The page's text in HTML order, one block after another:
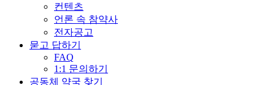
컨텐츠
언론 속 참약사
전자공고
묻고 답하기
FAQ
1:1 문의하기
공동체 약국 찾기